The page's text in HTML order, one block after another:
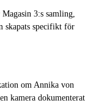
3:s samling,
skapats specifikt för
om Annika von
kamera dokumenterat